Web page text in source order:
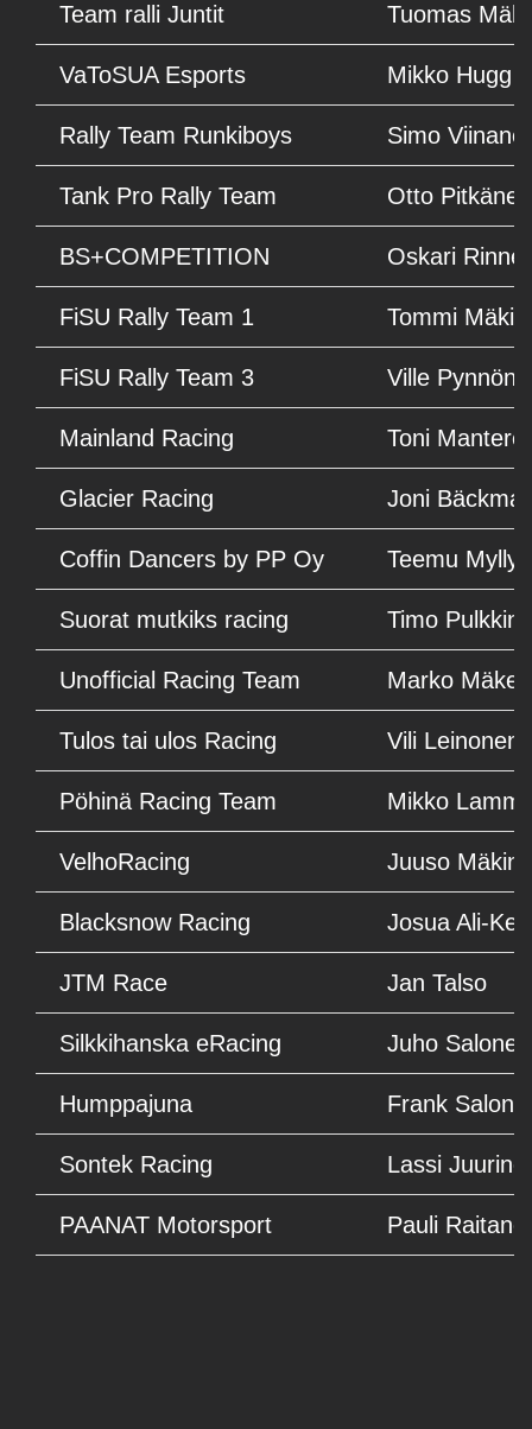
Team ralli Juntit Tuomas
VaToSUA Esports Mikko Hugg
Rally Team Runkiboys Simo
Tank Pro Rally Team Otto Pitkänen
BS+COMPETITION Oskari Rinne
FiSU Rally Team 1 Tommi
FiSU Rally Team 3 Ville
Mainland Racing Toni Mantere
Glacier Racing Joni
Coffin Dancers by PP Oy Teemu
Suorat mutkiks racing Timo
Unofficial Racing Team Marko
Tulos tai ulos Racing Vili Leinonen
Pöhinä Racing Team Mikko Lammi
VelhoRacing Juuso
Blacksnow Racing Josua Ali-
JTM Race Jan Talso
Silkkihanska eRacing Juho Salonen
Humppajuna Frank
Sontek Racing Lassi
PAANAT Motorsport Pauli